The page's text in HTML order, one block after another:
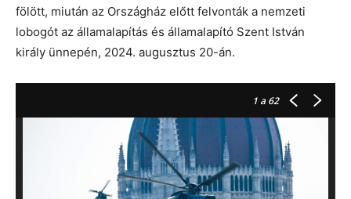
fölött, miután az Országház előtt felvonták a nemzeti
lobogót az államalapítás és államalapító Szent István
király ünnepén, 2024. augusztus 20-án.
1 a 62